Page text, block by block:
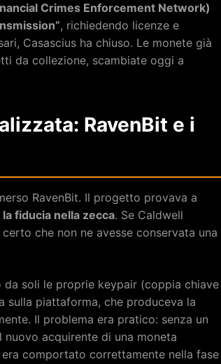
Crimes Enforcement Network)
, richiedendo licenze e
Casascius ha chiuso. Le monete già
da collezione, scambiate oggi a
RavenBit e i
RavenBit. Il progetto provava a
la fiducia nella zecca. Se Caldwell
che non ne avesse conservata una
soli le proprie keypair (coppia chiave
sulla piattaforma, che produceva la
Il problema era pratico: senza un
acquirente di una moneta
comportato correttamente nella fase